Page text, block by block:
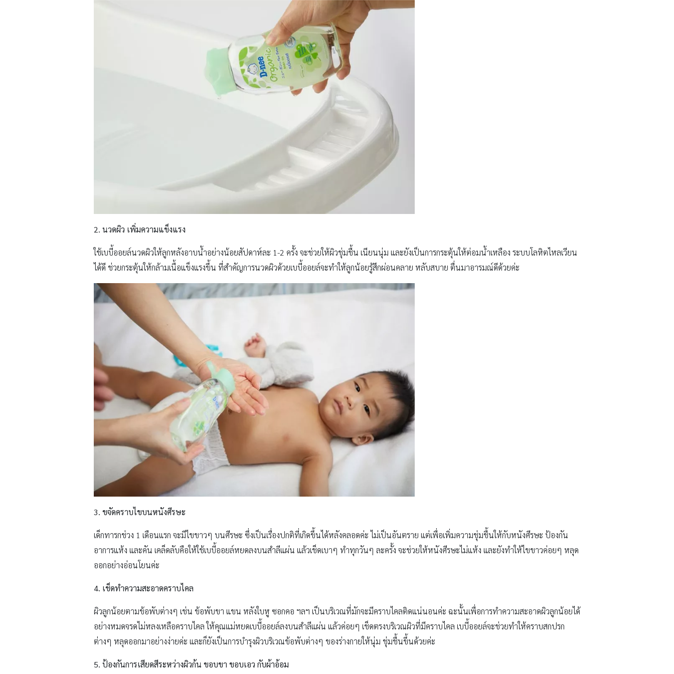
2. นวดผิว เพิ่มความแข็งแรง
ใช้เบบี้ออยล์นวดผิวให้ลูกหลังอาบน้ำอย่างน้อยสัปดาห์ละ 1-2 ครั้ง จะช่วยให้ผิวชุ่มชื้น เนียนนุ่ม และยังเป็นการกระตุ้นให้ต่อมน้ำเหลือง ระบบโลหิตไหลเวียน
ได้ดี ช่วยกระตุ้นให้กล้ามเนื้อแข็งแรงขึ้น ที่สำคัญการนวดผิวด้วยเบบี้ออยล์จะทำให้ลูกน้อยรู้สึกผ่อนคลาย หลับสบาย ตื่นมาอารมณ์ดีด้วยค่ะ
3. ขจัดคราบไขบนหนังศีรษะ
เด็กทารกช่วง 1 เดือนแรก จะมีไขขาวๆ บนศีรษะ ซึ่งเป็นเรื่องปกติที่เกิดขึ้นได้หลังคลอดค่ะ ไม่เป็นอันตราย แต่เพื่อเพิ่มความชุ่มชื้นให้กับหนังศีรษะ ป้องกัน
อาการแห้ง และคัน เคล็ดลับคือให้ใช้เบบี้ออยล์หยดลงบนสำลีแผ่น แล้วเช็ดเบาๆ ทำทุกวันๆ ละครั้ง จะช่วยให้หนังศีรษะไม่แห้ง และยังทำให้ไขขาวค่อยๆ หลุด
ออกอย่างอ่อนโยนค่ะ
4. เช็ดทำความสะอาดคราบไคล
ผิวลูกน้อยตามข้อพับต่างๆ เช่น ข้อพับขา แขน หลังใบหู ซอกคอ ฯลฯ เป็นบริเวณที่มักจะมีคราบไคลติดแน่นอนค่ะ ฉะนั้นเพื่อการทำความสะอาดผิวลูกน้อยได้
อย่างหมดจรดไม่หลงเหลือคราบไคล ให้คุณแม่หยดเบบี้ออยล์ลงบนสำลีแผ่น แล้วค่อยๆ เช็ดตรงบริเวณผิวที่มีคราบไคล เบบี้ออยล์จะช่วยทำให้คราบสกปรก
ต่างๆ หลุดออกมาอย่างง่ายค่ะ และก็ยังเป็นการบำรุงผิวบริเวณข้อพับต่างๆ ของร่างกายให้นุ่ม ชุ่มชื้นขึ้นด้วยค่ะ
5. ป้องกันการเสียดสีระหว่างผิวก้น ขอบขา ขอบเอว กับผ้าอ้อม